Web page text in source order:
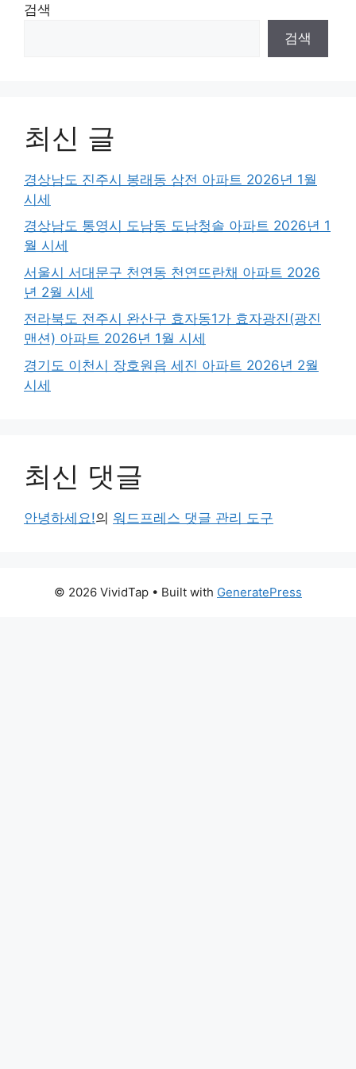
검색
검색
최신 글
경상남도 진주시 봉래동 삼전 아파트 2026년 1월
시세
경상남도 통영시 도남동 도남청솔 아파트 2026년 1
월 시세
서울시 서대문구 천연동 천연뜨란채 아파트 2026
년 2월 시세
전라북도 전주시 완산구 효자동1가 효자광진(광진
맨션) 아파트 2026년 1월 시세
경기도 이천시 장호원읍 세진 아파트 2026년 2월
시세
최신 댓글
안녕하세요!의 워드프레스 댓글 관리 도구
© 2026 VividTap • Built with GeneratePress